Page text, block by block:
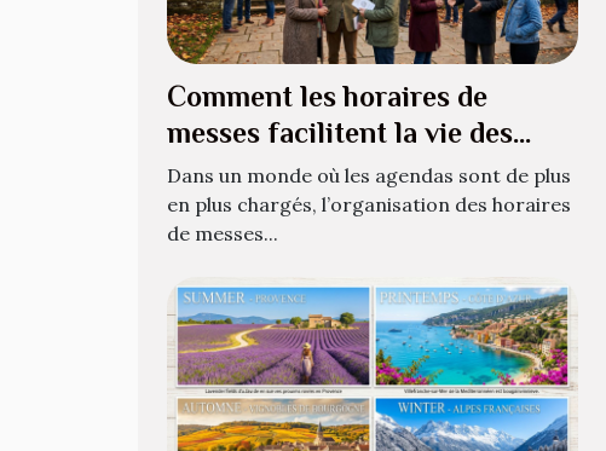
Comment les horaires de
messes facilitent la vie des
croyants ?
Dans un monde où les agendas sont de plus
en plus chargés, l’organisation des horaires
de messes...